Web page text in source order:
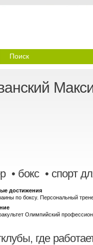
Поиск
• бокс • спорт
достижения
по боксу. Персональный
Олимпийский
где